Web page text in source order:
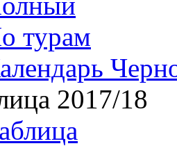
турам
2017/18